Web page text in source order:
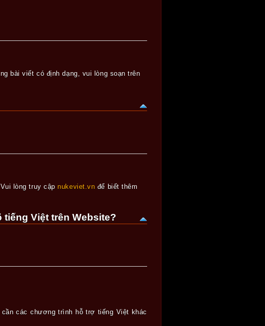
bài viết có định dạng, vui lòng soạn trên
lòng truy cập nukeviet.vn để biết thêm
Việt trên Website?
các chương trình hỗ trợ tiếng Việt khác